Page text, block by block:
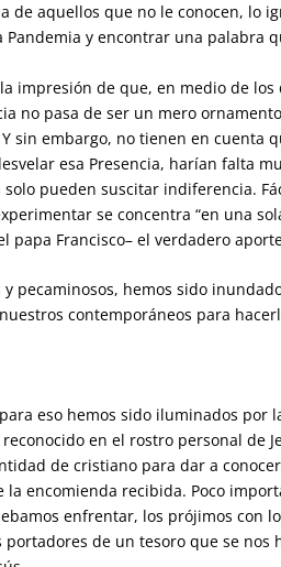
de aquellos que no le conocen, lo
y encontrar una palabra
impresión de que, en medio de
no pasa de ser un mero
sin embargo, no tienen en cuenta
esa Presencia, harían falta
pueden suscitar indiferencia.
se concentra “en una
papa Francisco– el verdadero
pecaminosos, hemos sido
contemporáneos para
eso hemos sido iluminados por
en el rostro personal de
de cristiano para dar a
la encomienda recibida. Poco
enfrentar, los prójimos con
de un tesoro que se nos